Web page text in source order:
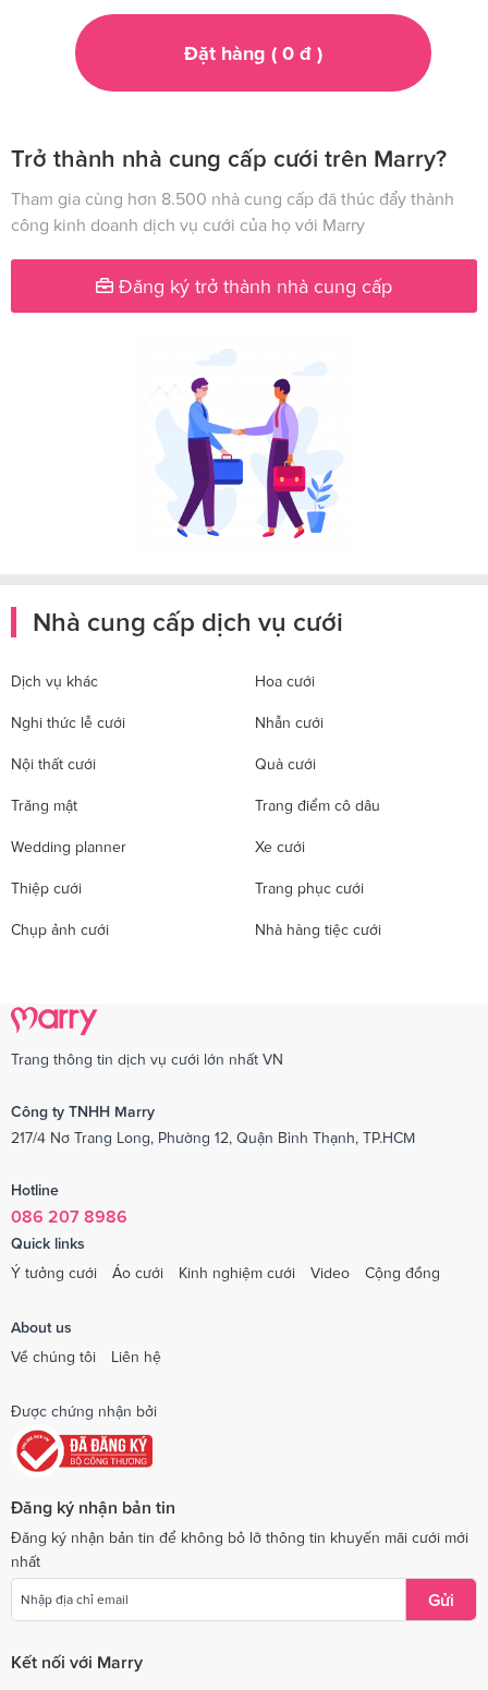
Đặt hàng ( 0đ )
Trở thành nhà cung cấp cưới trên Marry?
Tham gia cùng hơn 8.500 nhà cung cấp đã thúc đẩy thành
công kinh doanh dịch vụ cưới của họ với Marry
Đăng ký trở thành nhà cung cấp
Nhà cung cấp dịch vụ cưới
Dịch vụ khác Hoa cưới
Nghi thức lễ cưới Nhẫn cưới
Nội thất cưới Quà cưới
Trăng mật Trang điểm cô dâu
Wedding planner Xe cưới
Thiệp cưới Trang phục cưới
Chụp ảnh cưới Nhà hàng tiệc cưới
Trang thông tin dịch vụ cưới lớn nhất VN
Công ty TNHH Marry
217/4 Nơ Trang Long, Phường 12, Quận Bình Thạnh, TP.HCM
Hotline
086 207 8986
Quick links
Ý tưởng cưới
Áo cưới Kinh nghiệm cưới Video Cộng đồng
About us
Về chúng tôi
Liên hệ
Được chứng nhận bởi
Đăng ký nhận bản tin
Đăng ký nhận bản tin để không bỏ lỡ thông tin khuyến mãi cưới mới
nhất
Gửi
Kết nối với Marry